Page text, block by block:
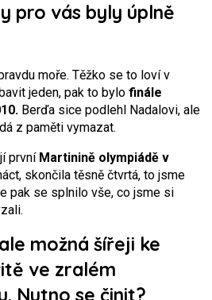
pro vás byly úplně
moře. Těžko se to loví v
jeden, pak to bylo finále
Berďa sice podlehl Nadalovi, ale
z paměti vymazat.
první Martinině olympiádě v
skončila těsně čtvrtá, to jsme
pak se splnilo vše, co jsme si
možná šířeji ke
ve zralém
Nutno se činit?